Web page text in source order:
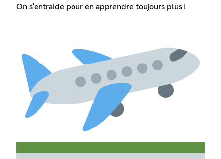
On s'entraide pour en apprendre toujours plus !